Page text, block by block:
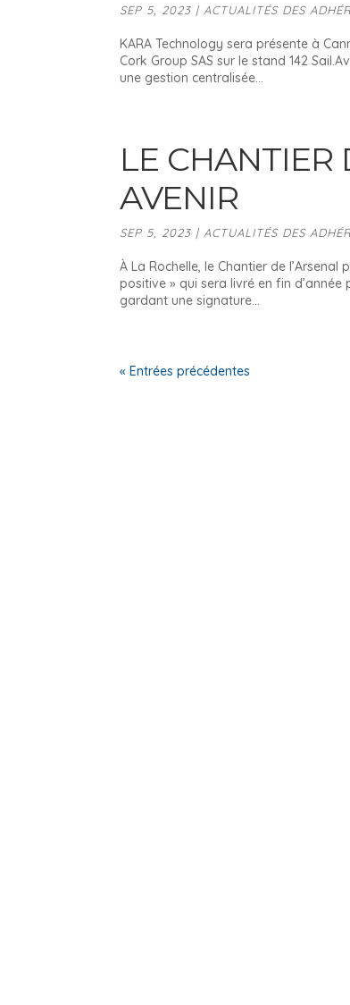
SEP 5, 2023 | ACTUALITÉS DES
KARA Technology sera présente à
Cork Group SAS sur le stand 142
une gestion centralisée...
LE CHANTIER
AVENIR
SEP 5, 2023 | ACTUALITÉS DES
À La Rochelle, le Chantier de
positive » qui sera livré en fin
gardant une signature...
« Entrées précédentes